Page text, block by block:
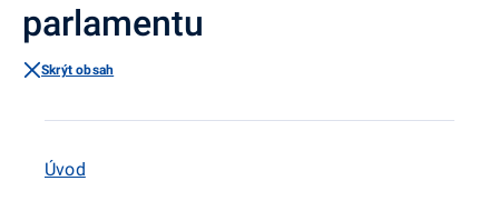
parlamentu
Skrýt obsah
Úvod